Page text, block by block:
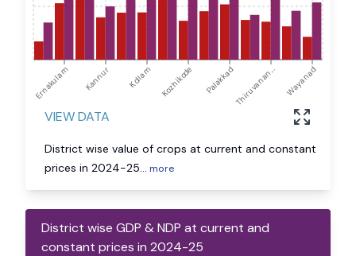
Ernakulam Kannur Kollam Kozhikode PalakkadThiruvanan... Wayanad
VIEW DATA
District wise value of crops at current and constant
prices in 2024-25... more
District wise GDP & NDP at current and
constant prices in 2024-25